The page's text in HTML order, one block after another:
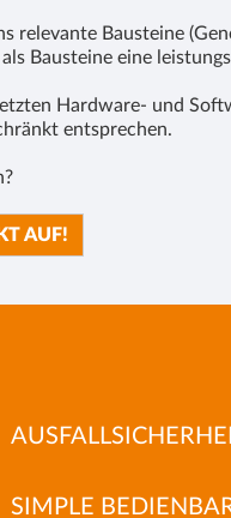
relevante Bausteine
Bausteine eine
Hardware- und
entsprechen.
AUF!
SIMPLE